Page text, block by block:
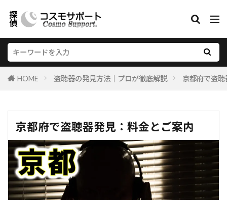
HOME 盗聴器の発見方法｜プロが徹底解説 京都府で盗
京都府で盗聴器発見：料金とご案内